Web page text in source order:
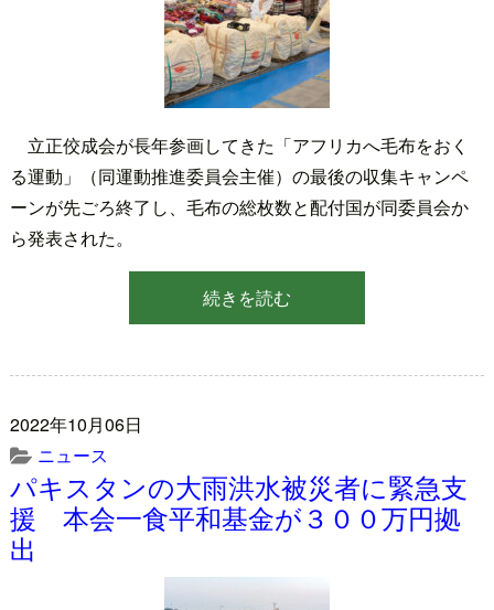
立正佼成会が長年参画してきた「アフリカへ毛布をおく
る運動」（同運動推進委員会主催）の最後の収集キャンペ
ーンが先ごろ終了し、毛布の総枚数と配付国が同委員会か
ら発表された。
続きを読む
2022年10月06日
ニュース
パキスタンの大雨洪水被災者に緊急支
援 本会一食平和基金が３００万円拠
出